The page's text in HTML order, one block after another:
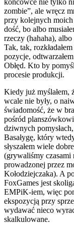
zombie”, ale wręcz
przy kolejnych moich
dość, bo albo
rzeczy (hahaha),
Tak, tak,
pozycje,
Obłęd. Kto by
procesie produkcji.
Kiedy już myślałem,
wcale nie były, o
świadomość, że w
pośród
dziwnych
Basałygę, który
słyszałem wiele
(grywaliśmy czasami
prowadzonej przez
Kołodziejczaka). A
FoxGames jest
EMPiK-iem, więc
ekspozycją przy
wydawać nieco
skalkulowane.